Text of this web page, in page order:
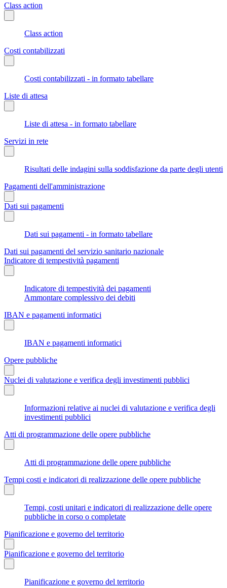
Class action
Class action
Costi contabilizzati
Costi contabilizzati - in formato tabellare
Liste di attesa
Liste di attesa - in formato tabellare
Servizi in rete
Risultati delle indagini sulla soddisfazione da parte degli utenti
Pagamenti dell'amministrazione
Dati sui pagamenti
Dati sui pagamenti - in formato tabellare
Dati sui pagamenti del servizio sanitario nazionale
Indicatore di tempestività pagamenti
Indicatore di tempestività dei pagamenti
Ammontare complessivo dei debiti
IBAN e pagamenti informatici
IBAN e pagamenti informatici
Opere pubbliche
Nuclei di valutazione e verifica degli investimenti pubblici
Informazioni relative ai nuclei di valutazione e verifica degli
investimenti pubblici
Atti di programmazione delle opere pubbliche
Atti di programmazione delle opere pubbliche
Tempi costi e indicatori di realizzazione delle opere pubbliche
Tempi, costi unitari e indicatori di realizzazione delle opere
pubbliche in corso o completate
Pianificazione e governo del territorio
Pianificazione e governo del territorio
Pianificazione e governo del territorio